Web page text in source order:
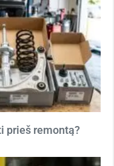
prieš remontą?